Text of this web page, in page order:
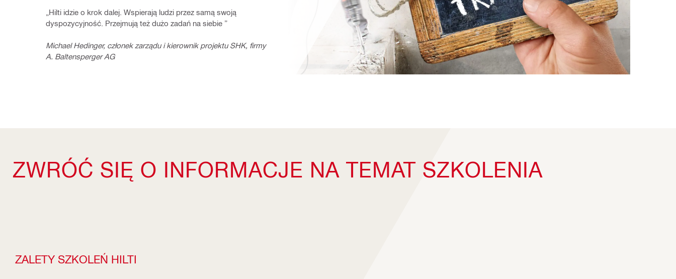
„Hilti idzie o krok dalej. Wspierają ludzi przez samą swoją
dyspozycyjność. Przejmują też dużo zadań na siebie ”
Michael Hedinger, członek zarządu i kierownik projektu SHK, firmy
A. Baltensperger AG
ZWRÓĆ SIĘ O INFORMACJE NA TEMAT SZKOLENIA
ZALETY SZKOLEŃ HILTI